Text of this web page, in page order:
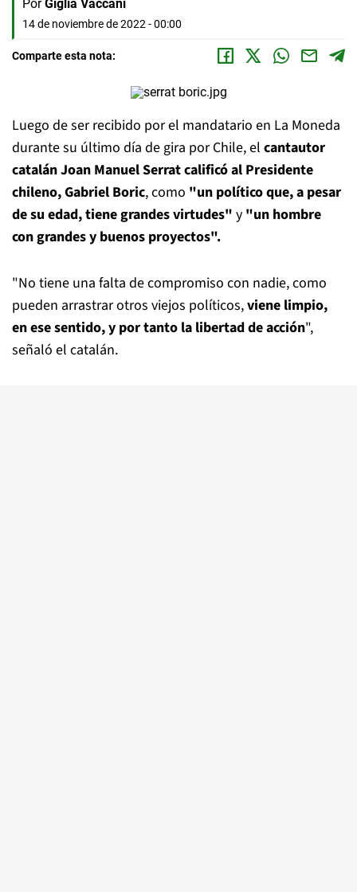
Por Giglia Vaccani
14 de noviembre de 2022 - 00:00
Comparte esta nota:
Luego de ser recibido por el mandatario en La Moneda
durante su último día de gira por Chile, el cantautor
catalán Joan Manuel Serrat calificó al Presidente
chileno, Gabriel Boric, como "un político que, a pesar
de su edad, tiene grandes virtudes" y "un hombre
con grandes y buenos proyectos".
"No tiene una falta de compromiso con nadie, como
pueden arrastrar otros viejos políticos,viene limpio,
en ese sentido, y por tanto la libertad de acción",
señaló el catalán.